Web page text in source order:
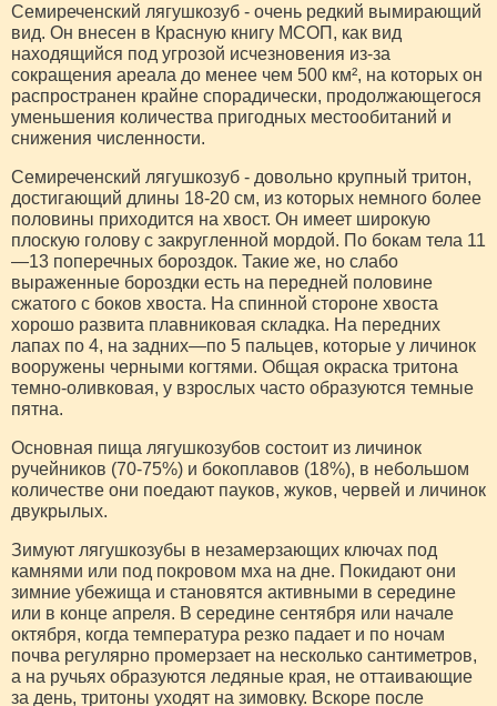
Семиреченский лягушкозуб - очень редкий вымирающий
вид. Он внесен в Красную книгу МСОП, как вид
находящийся под угрозой исчезновения из-за
сокращения ареала до менее чем 500 км², на которых он
распространен крайне спорадически, продолжающегося
уменьшения количества пригодных местообитаний и
снижения численности.
Семиреченский лягушкозуб - довольно крупный тритон,
достигающий длины 18-20 см, из которых немного более
половины приходится на хвост. Он имеет широкую
плоскую голову с закругленной мордой. По бокам тела 11
—13 поперечных бороздок. Такие же, но слабо
выраженные бороздки есть на передней половине
сжатого с боков хвоста. На спинной стороне хвоста
хорошо развита плавниковая складка. На передних
лапах по 4, на задних—по 5 пальцев, которые у личинок
вооружены черными когтями. Общая окраска тритона
темно-оливковая, у взрослых часто образуются темные
пятна.
Основная пища лягушкозубов состоит из личинок
ручейников (70-75%) и бокоплавов (18%), в небольшом
количестве они поедают пауков, жуков, червей и личинок
двукрылых.
Зимуют лягушкозубы в незамерзающих ключах под
камнями или под покровом мха на дне. Покидают они
зимние убежища и становятся активными в середине
или в конце апреля. В середине сентября или начале
октября, когда температура резко падает и по ночам
почва регулярно промерзает на несколько сантиметров,
а на ручьях образуются ледяные края, не оттаивающие
за день, тритоны уходят на зимовку. Вскоре после